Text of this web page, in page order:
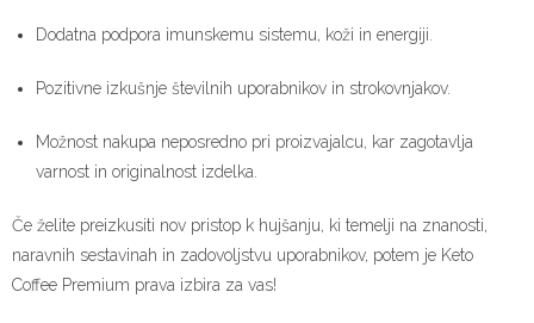
Dodatna podpora imunskemu sistemu, koži in energiji.
Pozitivne izkušnje številnih uporabnikov in strokovnjakov.
Možnost nakupa neposredno pri proizvajalcu, kar zagotavlja
varnost in originalnost izdelka.
Če želite preizkusiti nov pristop k hujšanju, ki temelji na znanosti,
naravnih sestavinah in zadovoljstvu uporabnikov, potem je Keto
Coffee Premium prava izbira za vas!